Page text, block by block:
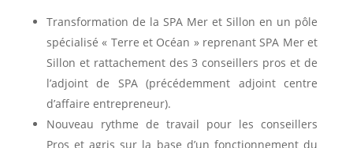
Transformation de la SPA Mer et Sillon en un pôle
spécialisé « Terre et Océan » reprenant SPA Mer et
Sillon et rattachement des 3 conseillers pros et de
l’adjoint de SPA (précédemment adjoint centre
d’affaire entrepreneur).
Nouveau rythme de travail pour les conseillers
Pros et agris sur la base d’un fonctionnement du